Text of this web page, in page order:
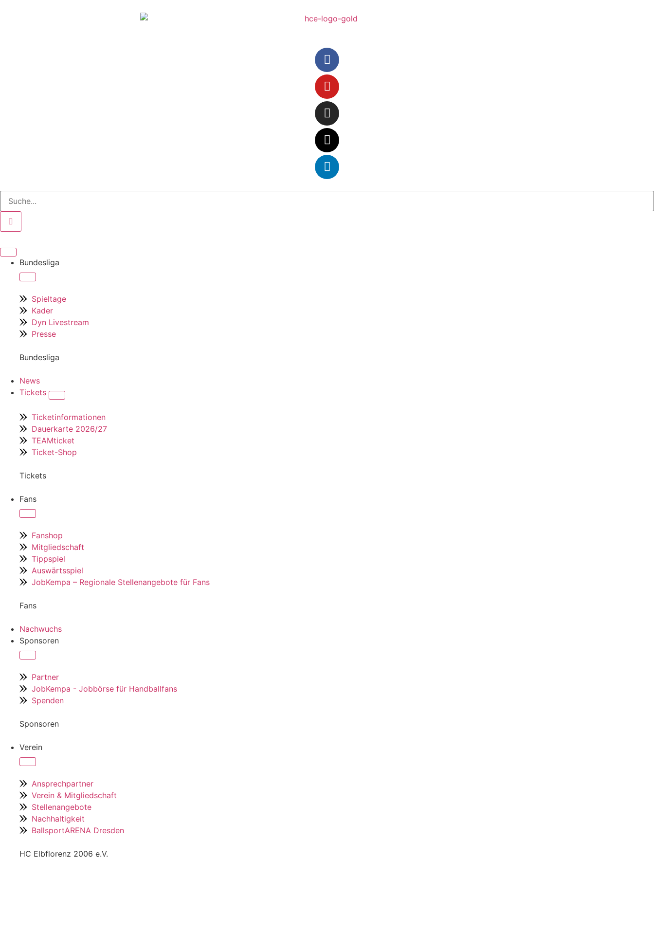
Bundesliga
Spieltage
Kader
Dyn Livestream
Presse
Bundesliga
News
Tickets
Ticketinformationen
Dauerkarte 2026/27
TEAMticket
Ticket-Shop
Tickets
Fans
Fanshop
Mitgliedschaft
Tippspiel
Auswärtsspiel
JobKempa – Regionale Stellenangebote für Fans
Fans
Nachwuchs
Sponsoren
Partner
JobKempa - Jobbörse für Handballfans
Spenden
Sponsoren
Verein
Ansprechpartner
Verein & Mitgliedschaft
Stellenangebote
Nachhaltigkeit
BallsportARENA Dresden
HC Elbflorenz 2006 e.V.